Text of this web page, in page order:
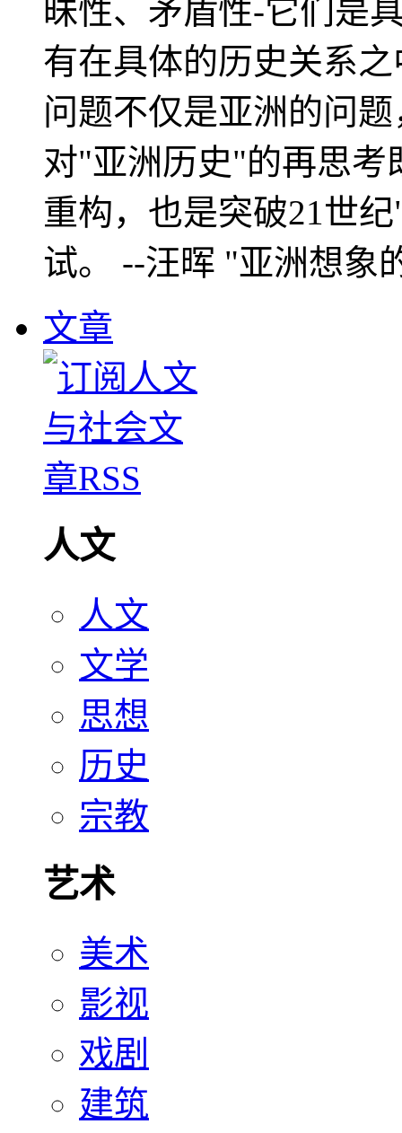
昧性、矛盾性-它们是
有在具体的历史关系
问题不仅是亚洲的问
对"亚洲历史"的再思考
重构，也是突破21世
试。 --汪晖 "亚洲想象
文章
人文
人文
文学
思想
历史
宗教
艺术
美术
影视
戏剧
建筑